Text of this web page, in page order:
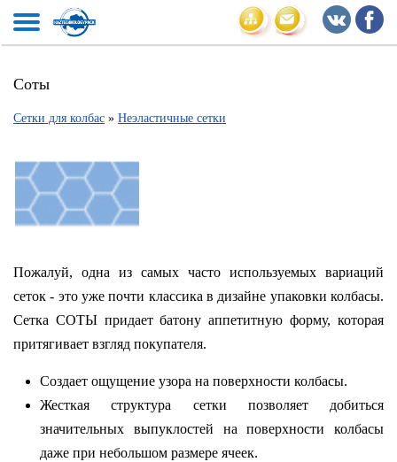
Соты
Сетки для колбас » Неэластичные сетки
Пожалуй, одна из самых часто используемых вариаций
сеток - это уже почти классика в дизайне упаковки колбасы.
Сетка СОТЫ придает батону аппетитную форму, которая
притягивает взгляд покупателя.
Создает ощущение узора на поверхности колбасы.
Жесткая структура сетки позволяет добиться
значительных выпуклостей на поверхности колбасы
даже при небольшом размере ячеек.